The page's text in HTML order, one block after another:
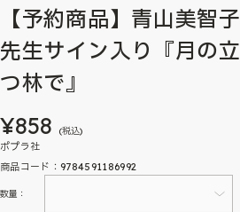
【予約商品】青山美智子
先生サイン入り『月の立
つ林で』
¥858 (税込)
ポプラ社
商品コード：9784591186992
数量：